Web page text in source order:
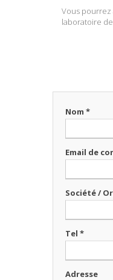
Vous
laboratoire
Nom *
Email de
Société /
Tel *
Adresse